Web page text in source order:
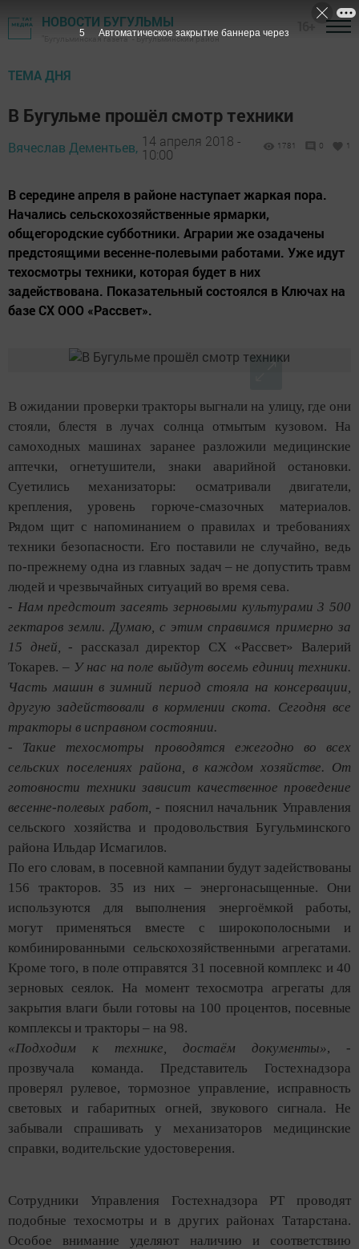
НОВОСТИ БУГУЛЬМЫ
"Бугульминская газета" - Бугульминский район
ТЕМА ДНЯ
В Бугульме прошёл смотр техники
Вячеслав Дементьев, 14 апреля 2018 -
10:00
1781 0 1
В середине апреля в районе наступает жаркая пора.
Начались сельскохозяйственные ярмарки,
общегородские субботники. Аграрии же озадачены
предстоящими весенне-полевыми работами. Уже идут
техосмотры техники, которая будет в них
задействована. Показательный состоялся в Ключах на
базе СХ ООО «Рассвет».
В ожидании проверки тракторы выгнали на улицу, где они
стояли, блестя в лучах солнца отмытым кузовом. На
самоходных машинах заранее разложили медицинские
аптечки, огнетушители, знаки аварийной остановки.
Суетились механизаторы: осматривали двигатели,
крепления, уровень горюче-смазочных материалов.
Рядом щит с напоминанием о правилах и требованиях
техники безопасности. Его поставили не случайно, ведь
по-прежнему одна из главных задач – не допустить травм
людей и чрезвычайных ситуаций во время сева.
- Нам предстоит засеять зерновыми культурами 3 500
гектаров земли. Думаю, с этим справимся примерно за
15 дней, - рассказал директор СХ «Рассвет» Валерий
Токарев. – У нас на поле выйдут восемь единиц техники.
Часть машин в зимний период стояла на консервации,
другую задействовали в кормлении скота. Сегодня все
тракторы в исправном состоянии.
- Такие техосмотры проводятся ежегодно во всех
сельских поселениях района, в каждом хозяйстве. От
готовности техники зависит качественное проведение
весенне-полевых работ, - пояснил начальник Управления
сельского хозяйства и продовольствия Бугульминского
района Ильдар Исмагилов.
По его словам, в посевной кампании будут задействованы
156 тракторов. 35 из них – энергонасыщенные. Они
используются для выполнения энергоёмкой работы,
могут применяться вместе с широкополосными и
комбинированными сельскохозяйственными агрегатами.
Кроме того, в поле отправятся 31 посевной комплекс и 40
зерновых сеялок. На момент техосмотра агрегаты для
закрытия влаги были готовы на 100 процентов, посевные
комплексы и тракторы – на 98.
«Подходим к технике, достаём документы», -
прозвучала команда. Представитель Гостехнадзора
проверял рулевое, тормозное управление, исправность
световых и габаритных огней, звукового сигнала. Не
забывали спрашивать у механизаторов медицинские
справки, водительские удостоверения.
Сотрудники Управления Гостехнадзора РТ проводят
подобные техосмотры и в других районах Татарстана.
Особое внимание уделяют наличию и соответствию
3 Автоматическое закрытие баннера через